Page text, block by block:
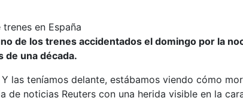
de los trenes accidentados el domingo por la
de una década.
las teníamos delante, estábamos viendo cómo
de noticias Reuters con una herida visible en la